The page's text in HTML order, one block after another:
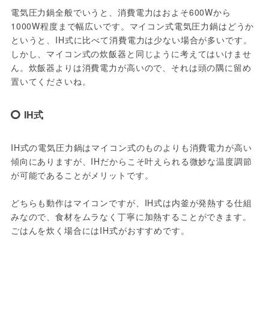
電気圧力鍋全般でいうと、消費電力はおよそ600Wから
1000W程度まで幅広いです。マイコン式電気圧力鍋はどうか
というと、IH式に比べて消費電力は少ない場合が多いです。
しかし、マイコン式の炊飯器と同じように考えてはいけませ
ん。炊飯器よりは消費電力が高いので、それは頭の隅に留め
置いてくださいね。
IH式
IH式の電気圧力鍋はマイコン式のものよりも消費電力が高い
傾向にありますが、IHだからこそ叶えられる微妙な温度調節
が可能であることがメリットです。
どちらも動作はマイコンですが、IH式は内釜が発熱する仕組
みなので、食材をムラなく丁寧に加熱することができます。
ごはんを炊く場合にはIH式がおすすめです。